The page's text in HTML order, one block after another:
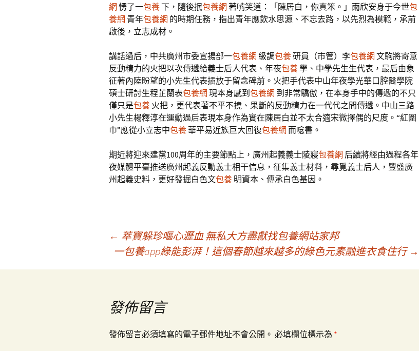
網 愣了一包養下，隨後抿包養網 著嘴笑道：「陳居白，你真笨。」雨欣安身于今世包
養網 青年包養網 的時期任務，指出青年應飲水思源、不忘去路，以先烈為模範，承前
啟後，立志成材。
講話過后，中共廣州市委宣揚部一包養網 級調包養研員（市管）李包養網 文駒將寄意
反動精力的火把以次傳遞給義士后人代表、年夜包養學、中學先生生代表，最后由象
征著內陸盼望的小先生代表插放于留念碑前。火把手代表中山年夜學光華口腔醫學院
碩士研討生程芷蘭表包養網 現本身感到 包養網 到非常驕傲，在本身手中的傳遞的不只
僅只是包養 火把，更代表著不平不撓、果斷的反動精力在一代代之間傳遞。中山三路
小先生楊釋淳在運動過后表現本身作為實在陳居白並不太合適宋微擇偶的尺度。“紅圍
巾”應從小立志中包養華平易近族巨大回復包養網 而唸書。
期近將迎來建黨100周年的主要節點上，廣州起義義士陵寢包養網 后續將經由過程各年
夜媒體平臺推送廣州起義反動義士相干信息，征集義士材料，尋覓義士后人，豐盛廣
州起義史料，更好發掘白色文包養 明資本、傳承白色基因。
章
← 萃寶躲珍嘔心瀝血 無私大方盡獻找包養網站家邦
一包養app綠能彭湃！這個春節越來越多的綠色元素融進衣食住行 →
發佈留言
發佈留言必須填寫的電子郵件地址不會公開。 必填欄位標示為 *